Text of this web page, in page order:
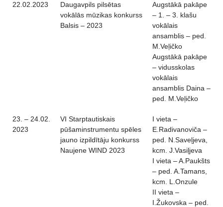
22.02.2023
Daugavpils pilsētas
vokālās mūzikas konkurss
Balsis – 2023
Augstākā pakāpe
– 1. – 3. klašu
vokālais
ansamblis – ped.
M.Veļičko
Augstākā pakāpe
– vidusskolas
vokālais
ansamblis Daina –
ped. M.Veļičko
23. – 24.02.
2023
VI Starptautiskais
pūšaminstrumentu spēles
jauno izpildītāju konkurss
Naujene WIND 2023
I vieta –
E.Radivanoviča –
ped. N.Saveļjeva,
kcm. J.Vasiļjeva
I vieta – A.Paukšts
– ped. A.Tamans,
kcm. L.Onzule
II vieta –
I.Žukovska – ped.